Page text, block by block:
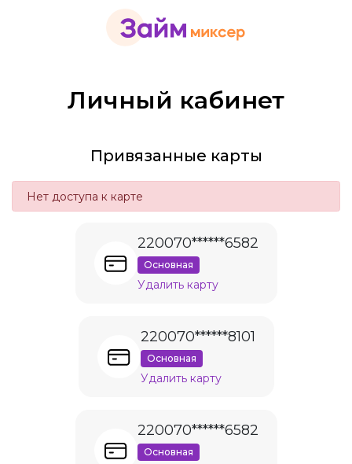
Личный кабинет
Привязанные карты
Нет доступа к карте
220070******6582
Основная
Удалить карту
220070******8101
Основная
Удалить карту
220070******6582
Основная